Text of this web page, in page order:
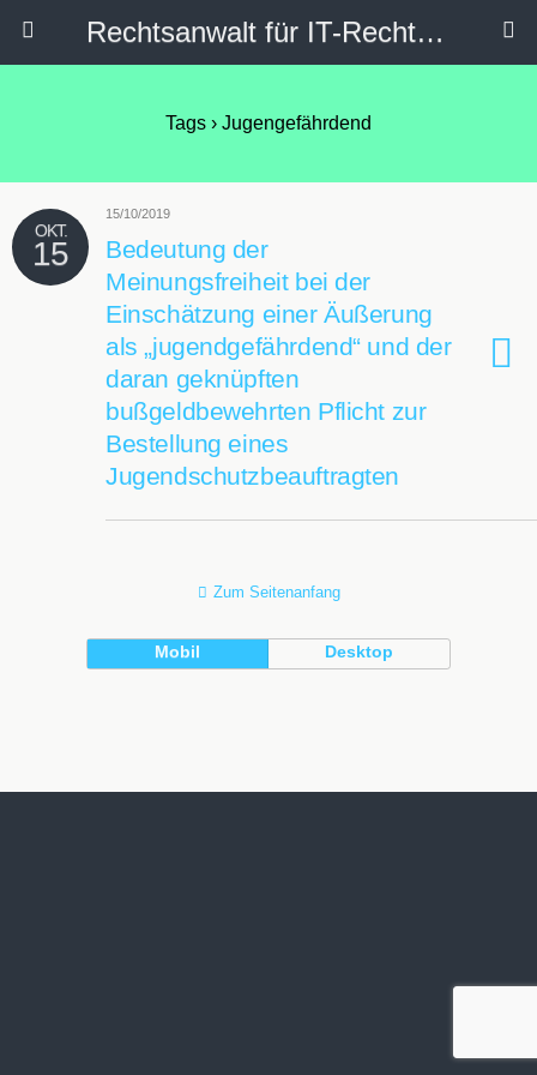
Rechtsanwalt für IT-Recht, Internetrecht, Datenschutz & Social Media
Tags › Jugengefährdend
OKT.
15
15/10/2019
Bedeutung der
Meinungsfreiheit bei der
Einschätzung einer Äußerung
als „jugendgefährdend“ und der
daran geknüpften
bußgeldbewehrten Pflicht zur
Bestellung eines
Jugendschutzbeauftragten
Zum Seitenanfang
Mobil Desktop